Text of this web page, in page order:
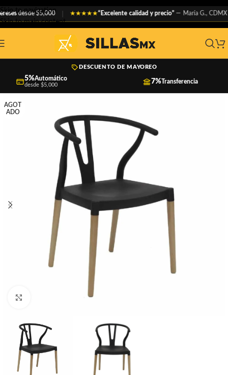
Skip to navigation
Skip to main content
desde $5,000 ★★★★★“Excelente calidad y precio” — María G., CDMX
DESCUENTO DE MAYOREO
5%Automático
desde $5,000
7%Transferencia
AGOT
ADO